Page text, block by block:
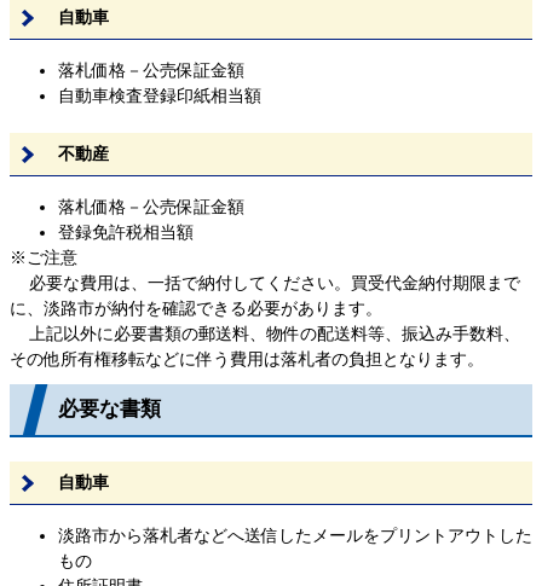
自動車
落札価格－公売保証金額
自動車検査登録印紙相当額
不動産
落札価格－公売保証金額
登録免許税相当額
※ご注意
必要な費用は、一括で納付してください。買受代金納付期限まで
に、淡路市が納付を確認できる必要があります。
上記以外に必要書類の郵送料、物件の配送料等、振込み手数料、
その他所有権移転などに伴う費用は落札者の負担となります。
必要な書類
自動車
淡路市から落札者などへ送信したメールをプリントアウトした
もの